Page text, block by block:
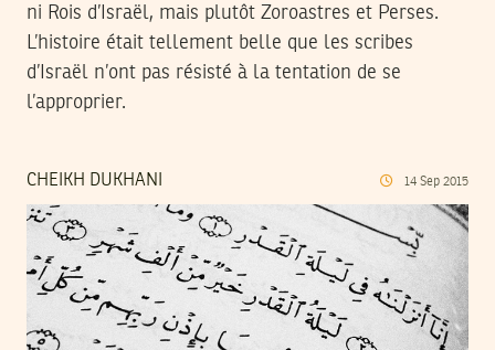
ni Rois d’Israël, mais plutôt Zoroastres et Perses.
L’histoire était tellement belle que les scribes
d’Israël n’ont pas résisté à la tentation de se
l’approprier.
CHEIKH DUKHANI 14 Sep 2015